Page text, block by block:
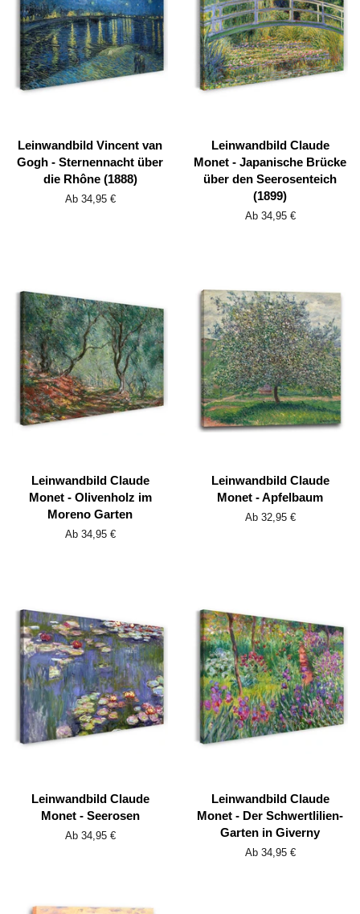
Leinwandbild Vincent van
Gogh - Sternennacht über
die Rhône (1888)
Ab 34,95 €
Leinwandbild Claude
Monet - Japanische Brücke
über den Seerosenteich
(1899)
Ab 34,95 €
Leinwandbild Claude
Monet - Olivenholz im
Moreno Garten
Ab 34,95 €
Leinwandbild Claude
Monet - Apfelbaum
Ab 32,95 €
Leinwandbild Claude
Monet - Seerosen
Ab 34,95 €
Leinwandbild Claude
Monet - Der Schwertlilien-
Garten in Giverny
Ab 34,95 €